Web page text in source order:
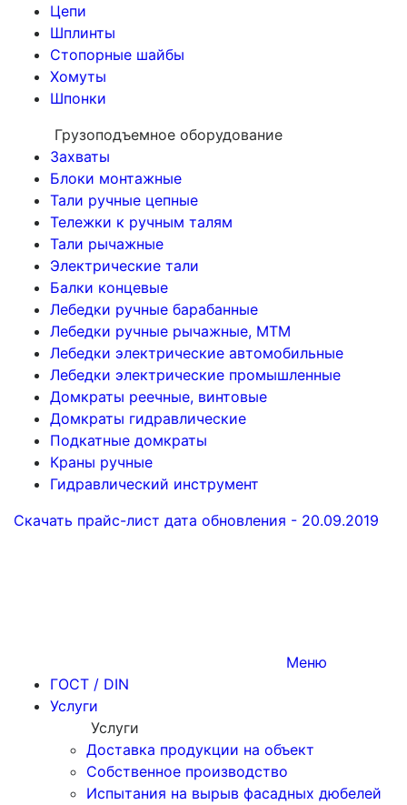
Цепи
Шплинты
Стопорные шайбы
Хомуты
Шпонки
Грузоподъемное оборудование
Захваты
Блоки монтажные
Тали ручные цепные
Тележки к ручным талям
Тали рычажные
Электрические тали
Балки концевые
Лебедки ручные барабанные
Лебедки ручные рычажные, МТМ
Лебедки электрические автомобильные
Лебедки электрические промышленные
Домкраты реечные, винтовые
Домкраты гидравлические
Подкатные домкраты
Краны ручные
Гидравлический инструмент
Скачать прайс-лист дата обновления - 20.09.2019
Меню
ГОСТ / DIN
Услуги
Услуги
Доставка продукции на объект
Собственное производство
Испытания на вырыв фасадных дюбелей